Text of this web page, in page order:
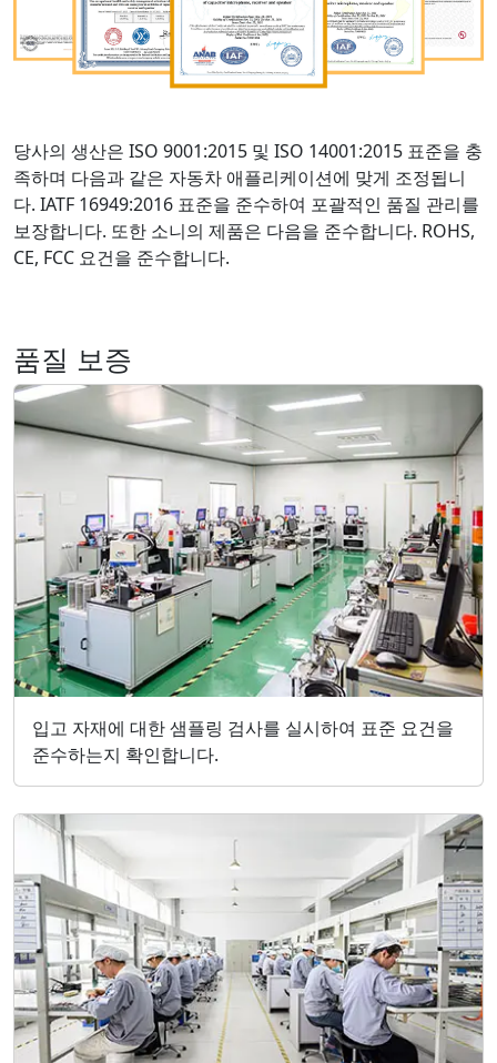
당사의 생산은 ISO 9001:2015 및 ISO 14001:2015 표준을 충
족하며 다음과 같은 자동차 애플리케이션에 맞게 조정됩니
다. IATF 16949:2016 표준을 준수하여 포괄적인 품질 관리를
보장합니다. 또한 소니의 제품은 다음을 준수합니다. ROHS,
CE, FCC 요건을 준수합니다.
품질 보증
입고 자재에 대한 샘플링 검사를 실시하여 표준 요건을
준수하는지 확인합니다.